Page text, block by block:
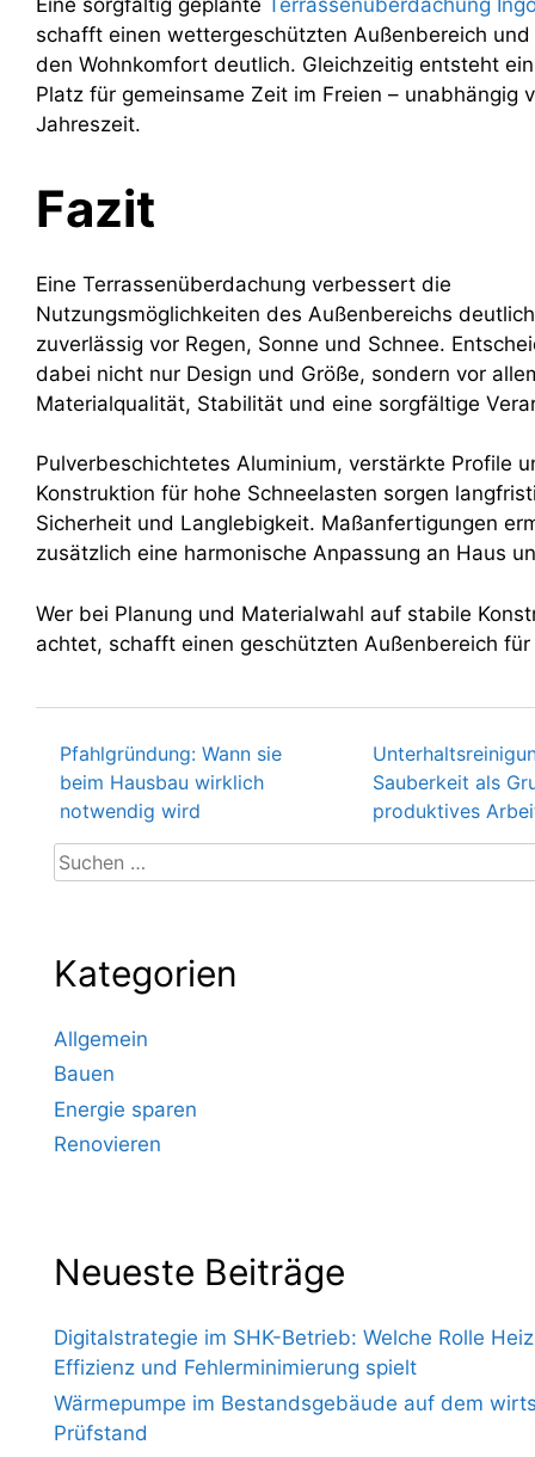
Eine sorgfältig geplante Terrassenüberdachung
schafft einen wettergeschützten Außenbereich
den Wohnkomfort deutlich. Gleichzeitig entsteht
Platz für gemeinsame Zeit im Freien – unabhängig
Jahreszeit.
Fazit
Eine Terrassenüberdachung verbessert die
Nutzungsmöglichkeiten des Außenbereichs
zuverlässig vor Regen, Sonne und Schnee.
dabei nicht nur Design und Größe, sondern vor
Materialqualität, Stabilität und eine sorgfältige
Pulverbeschichtetes Aluminium, verstärkte Profile
Konstruktion für hohe Schneelasten sorgen
Sicherheit und Langlebigkeit. Maßanfertigungen
zusätzlich eine harmonische Anpassung an Haus
Wer bei Planung und Materialwahl auf stabile
achtet, schafft einen geschützten Außenbereich für
Beitragsnavigation
Pfahlgründung: Wann sie
beim Hausbau wirklich
notwendig wird
Sauberkeit als
produktives
Suchen
nach:
Kategorien
Allgemein
Bauen
Energie sparen
Renovieren
Neueste Beiträge
Digitalstrategie im SHK-Betrieb: Welche Rolle
Effizienz und Fehlerminimierung spielt
Wärmepumpe im Bestandsgebäude auf dem
Prüfstand